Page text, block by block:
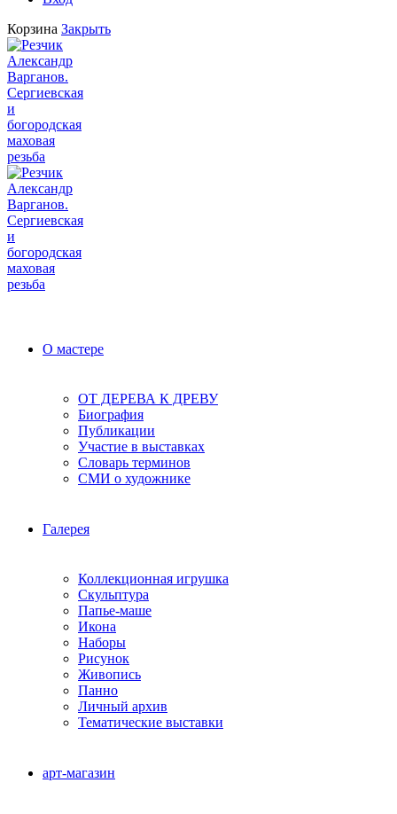
Корзина Закрыть
О мастере
ОТ ДЕРЕВА К ДРЕВУ
Биография
Публикации
Участие в выставках
Словарь терминов
СМИ о художнике
Галерея
Коллекционная игрушка
Скульптура
Папье-маше
Икона
Наборы
Рисунок
Живопись
Панно
Личный архив
Тематические выставки
арт-магазин